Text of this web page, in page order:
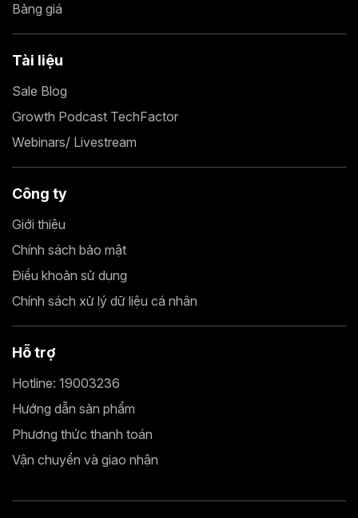
Bảng giá
Tài liệu
Sale Blog
Growth Podcast TechFactor
Webinars/ Livestream
Công ty
Giới thiệu
Chính sách bảo mật
Điều khoản sử dụng
Chính sách xử lý dữ liệu cá nhân
Hỗ trợ
Hotline: 19003236
Hướng dẫn sản phẩm
Phương thức thanh toán
Vận chuyển và giao nhận